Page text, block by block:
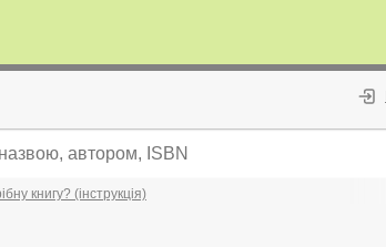
книгу? (інструкція)